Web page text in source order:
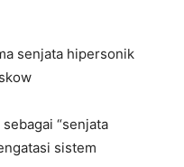
senjata hipersonik
“senjata
sistem